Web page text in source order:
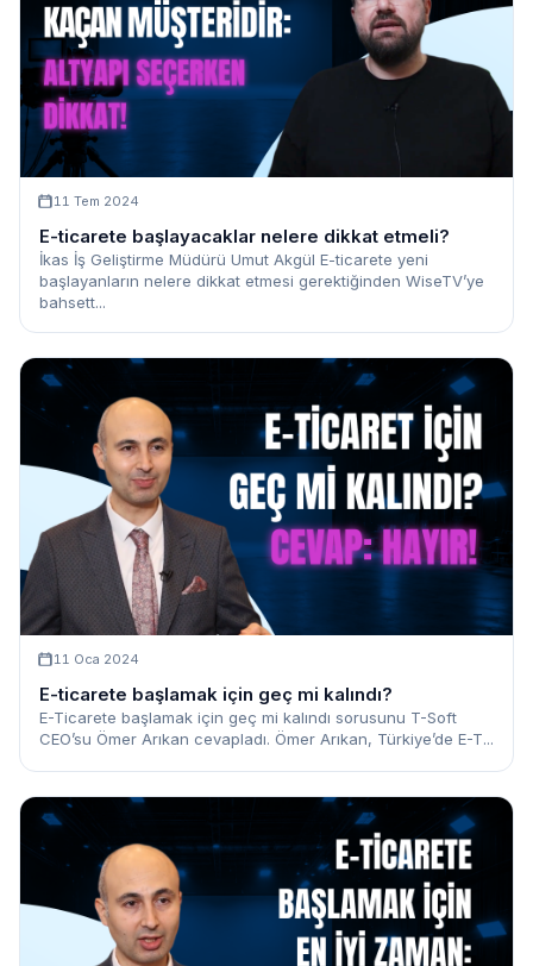
11 Tem 2024
E-ticarete başlayacaklar nelere dikkat etmeli?
İkas İş Geliştirme Müdürü Umut Akgül E-ticarete yeni
başlayanların nelere dikkat etmesi gerektiğinden WiseTV’ye
bahsett...
11 Oca 2024
E-ticarete başlamak için geç mi kalındı?
E-Ticarete başlamak için geç mi kalındı sorusunu T-Soft
CEO’su Ömer Arıkan cevapladı. Ömer Arıkan, Türkiye’de E-T...